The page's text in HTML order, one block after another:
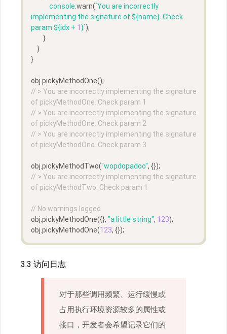
console .warn(`You are incorrectly
implementing the signature of ${name}. Check
param ${idx + 1 }`);
        }
    }
}
obj.pickyMethodOne();
// > You are incorrectly implementing the signature
of pickyMethodOne. Check param 1
// > You are incorrectly implementing the signature
of pickyMethodOne. Check param 2
// > You are incorrectly implementing the signature
of pickyMethodOne. Check param 3
obj.pickyMethodTwo("wopdopadoo", {});
// > You are incorrectly implementing the signature
of pickyMethodTwo. Check param 1
// No warnings logged
obj.pickyMethodOne({}, "a little string", 123);
obj.pickyMethodOne(123, {});
3.3 访问日志
对于那些调用频繁、运行缓慢或
占用执行环境资源较多的属性或
接口，开发者会希望记录它们的